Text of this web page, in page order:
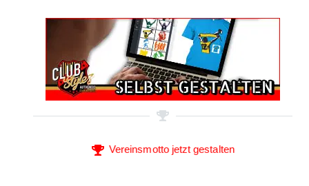
Vereinsmotto jetzt gestalten